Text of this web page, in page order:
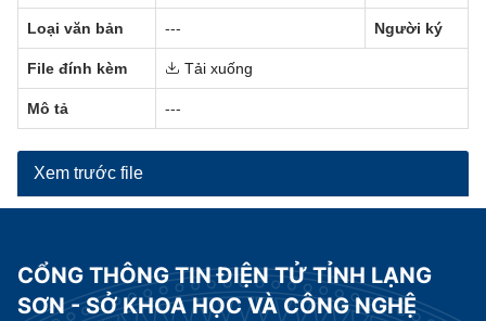
Loại văn bản --- Người ký
File đính kèm Tải xuống
Mô tả ---
Xem trước file
CỔNG THÔNG TIN ĐIỆN TỬ TỈNH LẠNG
SƠN - SỞ KHOA HỌC VÀ CÔNG NGHỆ